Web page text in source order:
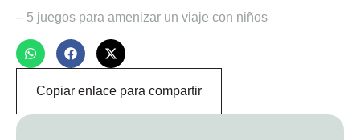
– 5 juegos para amenizar un viaje con niños
Copiar enlace para compartir